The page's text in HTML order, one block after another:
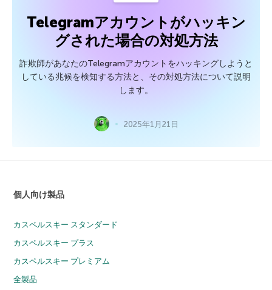
Telegramアカウントがハッキン
グされた場合の対処方法
詐欺師があなたのTelegramアカウントをハッキングしようと
している兆候を検知する方法と、その対処方法について説明
します。
2025年1月21日
個人向け製品
カスペルスキー スタンダード
カスペルスキー プラス
カスペルスキー プレミアム
全製品